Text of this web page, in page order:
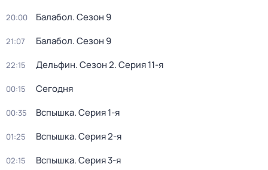
20:00 Балабол. Сезон 9
21:07 Балабол. Сезон 9
22:15 Дельфин. Сезон 2. Серия 11-я
00:15 Сегодня
00:35 Вспышка. Серия 1-я
01:25 Вспышка. Серия 2-я
02:15 Вспышка. Серия 3-я